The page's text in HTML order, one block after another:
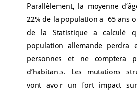
Parallèlement, la moyenne
22% de la population a 65 ans
de la Statistique a calculé
population allemande perdra
personnes et ne comptera
d’habitants. Les mutations
vont avoir un fort impact